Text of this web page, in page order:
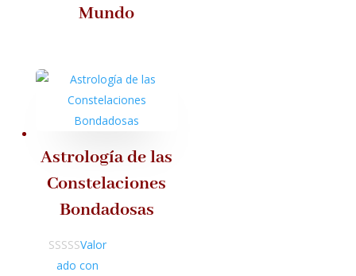
Mundo
Astrología de las
Constelaciones
Bondadosas
Valor
ado con